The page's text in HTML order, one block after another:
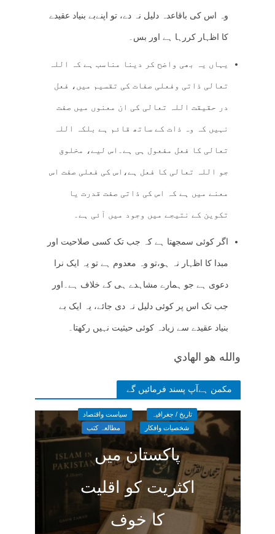
وہ اس کی باقاعدہ دلیل نہ دے، تو اپنےبے بنیاد عقیدے
کا اظہار کررہا ہے اور بس۔
یہاں یہ بھی واضح کر دینا مناسب ہے کہ اللہ
تعالی ذاتی وفعلی صفات کی تقسیم میں، فعل
در حقیقت اللہ تعالی کی ان معنوں میں صفت
نہیں کہ وہ ذات کے ساتھ قائم ہے بلکہ اللہ
تعالی کا فعل مفعول ہی ہے۔اس لیے، مخلوق
جو اللہ تعالی کا فعل ہے،اس کی فعلی صفت اس
معنے میں ہے کہ اس کی ذاتی صفت قدرت یا
تکوین کے نتیجے میں وجود میں آئی ہے۔
اگر کوئی سمجھتا ہے کہ جب تک کسی صلاحیت اور
مبدا کا اظہار نہ ہو،تو وہ معدوم ہے تو یہ ایک نرا
دعوی ہے جو ہمارے مشاہدے ہی کے خلاف ہے۔اور
جب تک اس پر کوئی دلیل نہ دی جائے، یہ ایک بے
بنیاد عقیدے سے زیادہ کوئی حیثیت نہیں رکھتا۔
والله هو الهادي
مکمن ہےآپ پسند فرمائیں گے
تاریخ / جغرافیہ
سیاست واقتصاد
شخصیات وافکار
مطالعہ کتب
پاکستان میں
اکثریت کو اقلیت
کا خوف